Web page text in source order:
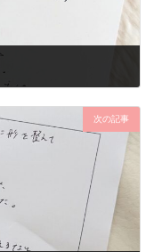
次の記事